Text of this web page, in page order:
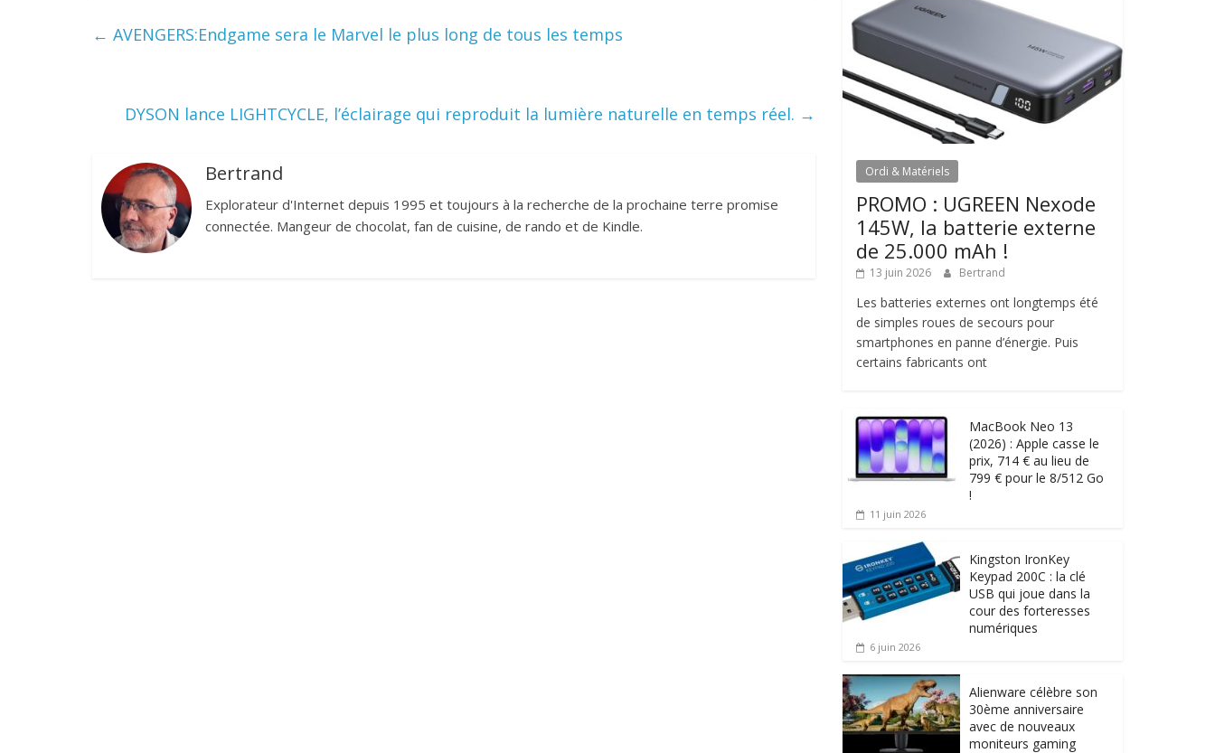
← AVENGERS:Endgame sera le Marvel le plus long de tous les temps
DYSON lance LIGHTCYCLE, l’éclairage qui reproduit la lumière naturelle en temps réel. →
Bertrand
Explorateur d'Internet depuis 1995 et toujours à la recherche de la prochaine terre promise
connectée. Mangeur de chocolat, fan de cuisine, de rando et de Kindle.
Ordi & Matériels
PROMO : UGREEN Nexode
145W, la batterie externe
de 25.000 mAh !
13 juin 2026 Bertrand
Les batteries externes ont longtemps été
de simples roues de secours pour
smartphones en panne d’énergie. Puis
certains fabricants ont
MacBook Neo 13
(2026) : Apple casse le
prix, 714 € au lieu de
799 € pour le 8/512 Go
!
11 juin 2026
Kingston IronKey
Keypad 200C : la clé
USB qui joue dans la
cour des forteresses
numériques
6 juin 2026
Alienware célèbre son
30ème anniversaire
avec de nouveaux
moniteurs gaming